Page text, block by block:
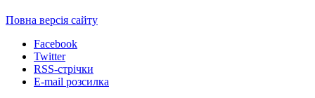
Повна версія сайту
Facebook
Twitter
RSS-стрічки
E-mail розсилка